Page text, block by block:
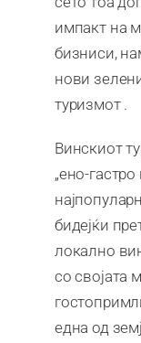
импакт на
бизниси,
нови
туризмот .
Винскиот
„ено-
бидејќи
локално
со својата
една од